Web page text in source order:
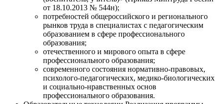
от 18.10.2013 № 544н);
потребностей общероссийского и регионального
рынков труда в специалистах с педагогическим
образованием в сфере профессионального
образования;
отечественного и мирового опыта в сфере
профессионального образования;
современного состояния нормативно-правовых,
психолого-педагогических, медико-биологических
и социально-нравственных основ
профессионального образования.